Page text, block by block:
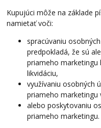
Kupujúci môže na základe
namietať voči:
spracúvaniu
predpokladá, že sú
priameho marketingu
likvidáciu,
využívaniu osobných
priameho
alebo poskytovaniu
priameho marketingu.